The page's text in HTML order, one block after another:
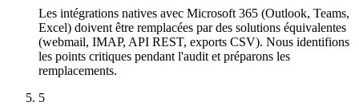
Les intégrations natives avec Microsoft 365 (Outlook, Teams,
Excel) doivent être remplacées par des solutions équivalentes
(webmail, IMAP, API REST, exports CSV). Nous identifions
les points critiques pendant l'audit et préparons les
remplacements.
5